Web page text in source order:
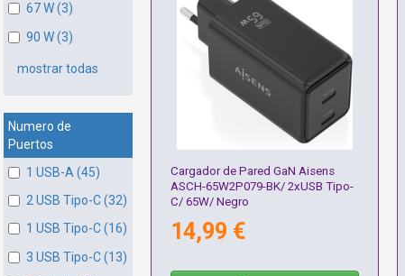
67 W (3)
90 W (3)
mostrar todas
Numero de
Puertos
1 USB-A (45)
2 USB Tipo-C (32)
1 USB Tipo-C (16)
3 USB Tipo-C (13)
Cargador de Pared GaN Aisens
ASCH-65W2P079-BK/ 2xUSB Tipo-
C/ 65W/ Negro
14,99 €